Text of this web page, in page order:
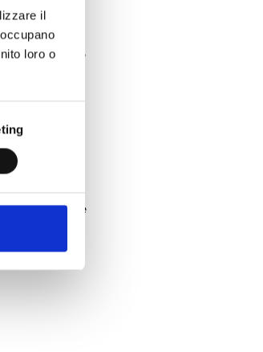
il
loro o
métallique
métallique